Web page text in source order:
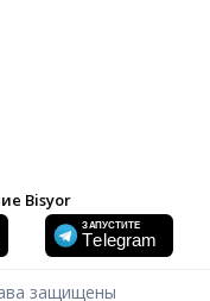
Bisyor
защищены